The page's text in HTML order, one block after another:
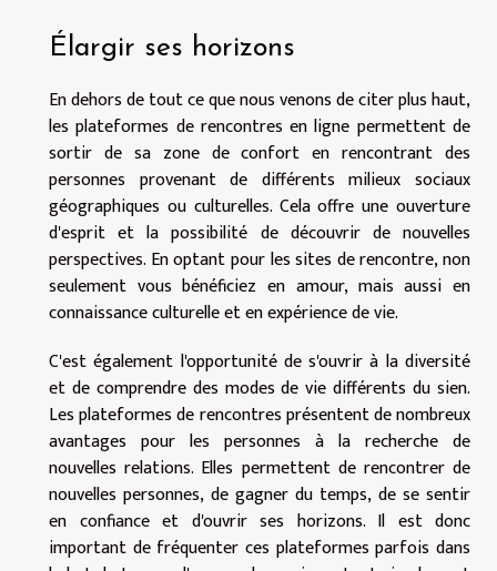
Élargir ses horizons
En dehors de tout ce que nous venons de citer plus haut,
les plateformes de rencontres en ligne permettent de
sortir de sa zone de confort en rencontrant des
personnes provenant de différents milieux sociaux
géographiques ou culturelles. Cela offre une ouverture
d'esprit et la possibilité de découvrir de nouvelles
perspectives. En optant pour les sites de rencontre, non
seulement vous bénéficiez en amour, mais aussi en
connaissance culturelle et en expérience de vie.
C'est également l'opportunité de s'ouvrir à la diversité
et de comprendre des modes de vie différents du sien.
Les plateformes de rencontres présentent de nombreux
avantages pour les personnes à la recherche de
nouvelles relations. Elles permettent de rencontrer de
nouvelles personnes, de gagner du temps, de se sentir
en confiance et d'ouvrir ses horizons. Il est donc
important de fréquenter ces plateformes parfois dans